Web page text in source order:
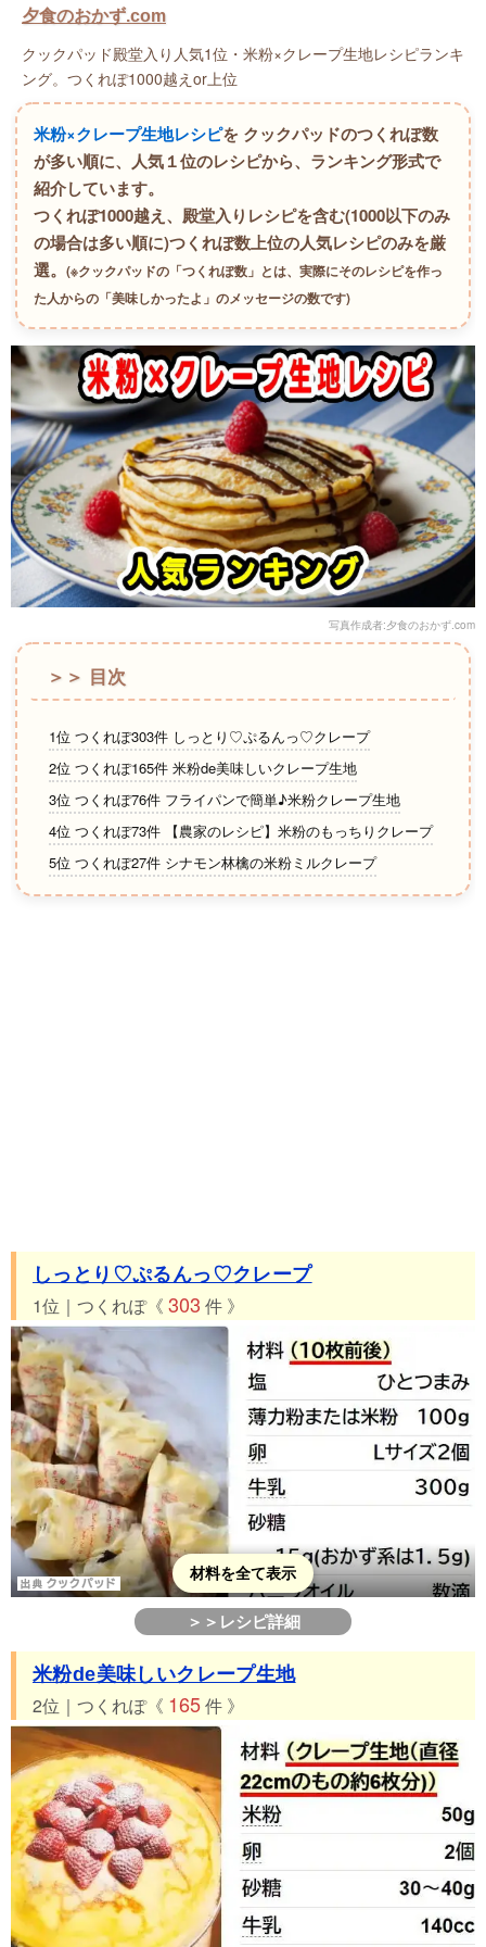
夕食のおかず.com
クックパッド殿堂入り人気1位・米粉×クレープ生地レシピランキ
ング。つくれぽ1000越えor上位
米粉×クレープ生地レシピを クックパッドのつくれぽ数
が多い順に、人気１位のレシピから、ランキング形式で
紹介しています。
つくれぽ1000越え、殿堂入りレシピを含む(1000以下のみ
の場合は多い順に)つくれぽ数上位の人気レシピのみを厳
選。(※クックパッドの「つくれぽ数」とは、実際にそのレシピを作っ
た人からの「美味しかったよ」のメッセージの数です)
写真作成者:夕食のおかず.com
＞＞ 目次
1位 つくれぽ303件 しっとり♡ぷるんっ♡クレープ
2位 つくれぽ165件 米粉de美味しいクレープ生地
3位 つくれぽ76件 フライパンで簡単♪米粉クレープ生地
4位 つくれぽ73件 【農家のレシピ】米粉のもっちりクレープ
5位 つくれぽ27件 シナモン林檎の米粉ミルクレープ
しっとり♡ぷるんっ♡クレープ
1位｜つくれぽ《 303 件 》
材料を全て表示
＞＞レシピ詳細
米粉de美味しいクレープ生地
2位｜つくれぽ《 165件 》